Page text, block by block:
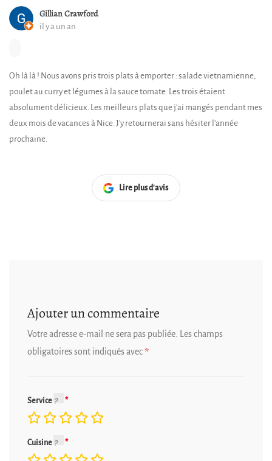
Gillian Crawford
il y a un an
Oh là là ! Nous avons pris trois plats à emporter : salade vietnamienne,
poulet au curry et légumes à la sauce tomate. Les trois étaient
absolument délicieux. Les meilleurs plats que j'ai mangés pendant mes
deux mois de vacances à Nice. J'y retournerai sans hésiter l'année
prochaine.
Lire plus d'avis
Ajouter un commentaire
Votre adresse e-mail ne sera pas publiée. Les champs
obligatoires sont indiqués avec*
Service
Cuisine